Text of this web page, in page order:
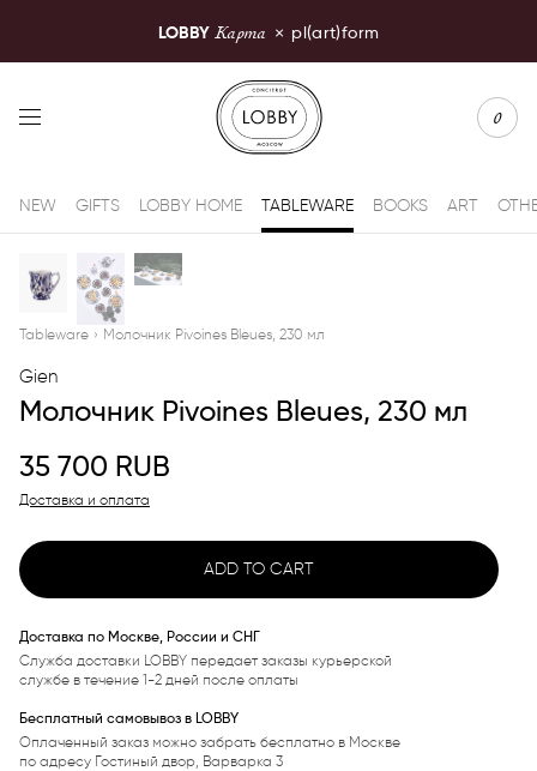
LOBBY Карта × pl(art)form
LOBBY Moscow
0
NEW GIFTS LOBBY HOME TABLEWARE BOOKS ART
Tableware › Молочник Pivoines Bleues, 230 мл
Gien
Молочник Pivoines Bleues, 230 мл
35 700 RUB
Доставка и оплата
ADD TO CART
Доставка по Москве, России и СНГ
Служба доставки LOBBY передает заказы курьерской
службе в течение 1-2 дней после оплаты
Бесплатный самовывоз в LOBBY
Оплаченный заказ можно забрать бесплатно в Москве
по адресу Гостиный двор, Варварка 3